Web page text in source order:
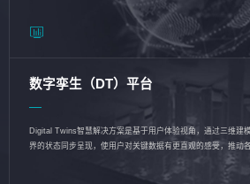
数字孪生（DT）平台
Digital Twins智慧解决方案是基于用户体验视角，通过三维建
界的状态同步呈现，使用户对关键数据有更直观的感受，推动